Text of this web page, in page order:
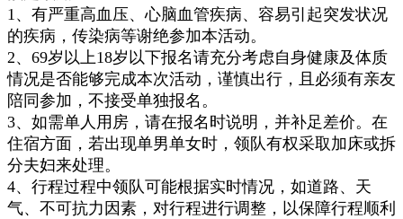
1、 有严重高血压、心脑血管疾病、容易引起突发状况
的疾病，传染病等谢绝参加本活动。
2、69岁以上18岁以下报名请充分考虑自身健康及体质
情况是否能够完成本次活动，谨慎出行，且必须有亲友
陪同参加，不接受单独报名。
3、 如需单人用房，请在报名时说明，并补足差价。在
住宿方面，若出现单男单女时，领队有权采取加床或拆
分夫妇来处理。
4、行程过程中领队可能根据实时情况，如道路、天
气、不可抗力因素，对行程进行调整，以保障行程顺利